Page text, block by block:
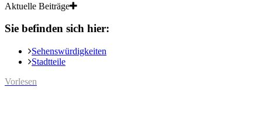
Aktuelle Beiträge
Sie befinden sich hier:
Sehenswürdigkeiten
Stadtteile
Vorlesen